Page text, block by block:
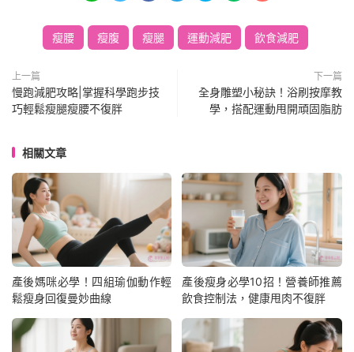
瘦腰 瘦腹 瘦腿 運動減肥 飲食減肥
上一篇
慢跑減肥攻略|掌握科學跑步技
巧輕鬆瘦腿瘦腰不復胖
下一篇
全身雕塑小秘訣！浴刷按摩教
學，搭配運動甩開頑固脂肪
相關文章
產後媽咪必學！四組瑜伽動作輕
鬆瘦身回復曼妙曲線
產後瘦身必學10招！營養師推薦
飲食控制法，健康甩肉不復胖